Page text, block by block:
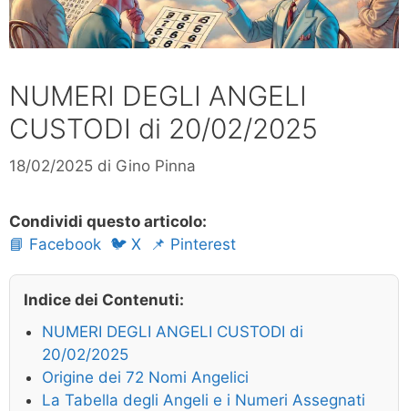
NUMERI DEGLI ANGELI
CUSTODI di 20/02/2025
18/02/2025 di Gino Pinna
Condividi questo articolo:
📘 Facebook 🐦 X 📌 Pinterest
Indice dei Contenuti:
NUMERI DEGLI ANGELI CUSTODI di
20/02/2025
Origine dei 72 Nomi Angelici
La Tabella degli Angeli e i Numeri Assegnati